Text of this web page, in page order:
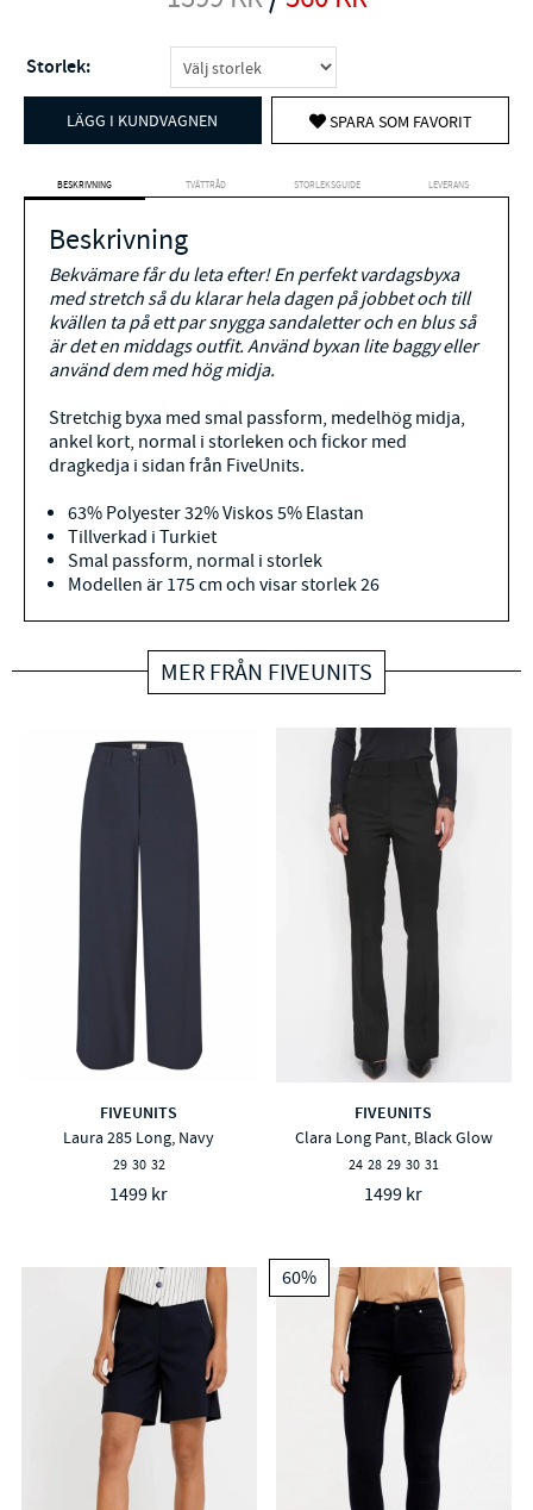
Storlek:
LÄGG I KUNDVAGNEN SPARA SOM FAVORIT
BESKRIVNING TVÄTTRÅD STORLEKSGUIDE LEVERANS
Beskrivning
Bekvämare får du leta efter! En perfekt vardagsbyxa
med stretch så du klarar hela dagen på jobbet och till
kvällen ta på ett par snygga sandaletter och en blus så
är det en middags outfit. Använd byxan lite baggy eller
använd dem med hög midja.
Stretchig byxa med smal passform, medelhög midja,
ankel kort, normal i storleken och fickor med
dragkedja i sidan från FiveUnits.
63% Polyester 32% Viskos 5% Elastan
Tillverkad i Turkiet
Smal passform, normal i storlek
Modellen är 175 cm och visar storlek 26
MER FRÅN FIVEUNITS
FIVEUNITS
Laura 285 Long, Navy
29 30 32
1499 kr
FIVEUNITS
Clara Long Pant, Black Glow
24 28 29 30 31
1499 kr
60%